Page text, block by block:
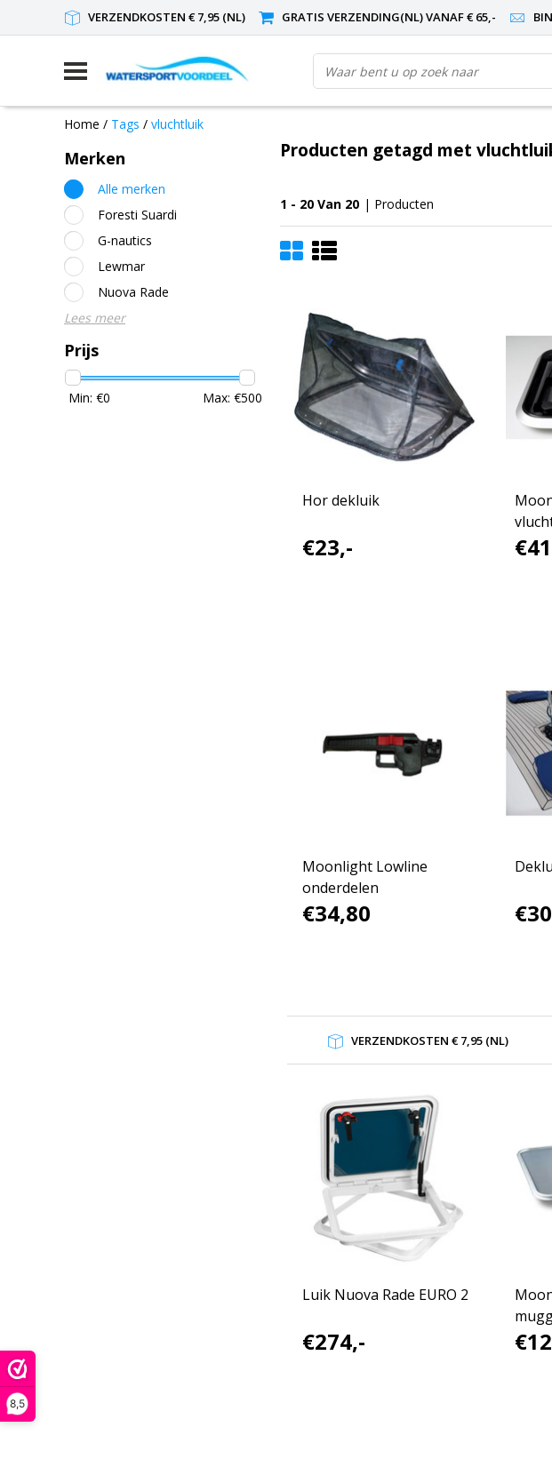
8,5
VERZENDKOSTEN € 7,95 (NL) GRATIS VERZENDING(NL) VANAF € 65,-
Home / Tags / vluchtluik
Merken
Alle merken
Foresti Suardi
G-nautics
Lewmar
Nuova Rade
Lees meer
Prijs
Min: €0 Max: €500
Producten getagd met
1 - 20 Van 20 | Producten
Hor dekluik
€23,-
Moonlight Lowline
onderdelen
€34,80
VERZENDKOSTEN € 7,95 (NL)
Luik Nuova Rade EURO 2
€274,-